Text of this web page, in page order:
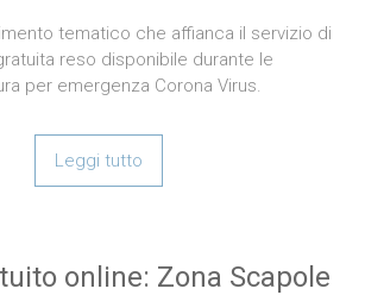
tematico che affianca il servizio di
reso disponibile durante le
per emergenza Corona Virus.
Leggi tutto
online: Zona Scapole